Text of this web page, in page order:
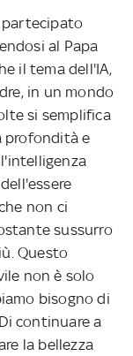
partecipato
al Papa
il tema dell'IA,
in un mondo
si semplifica
profondità e
non ci
sussurro
Questo
non è solo
bisogno di
continuare a
la bellezza